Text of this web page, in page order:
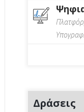
Δράσεις